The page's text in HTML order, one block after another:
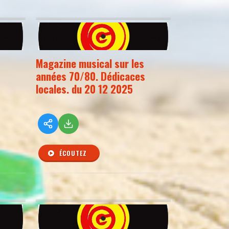
Magazine musical sur les
années 70/80. Dédicaces
locales. du 20 12 2025
ÉCOUTEZ